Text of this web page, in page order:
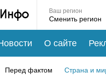
Ваш регион
О сайте
Перед фактом Страна и